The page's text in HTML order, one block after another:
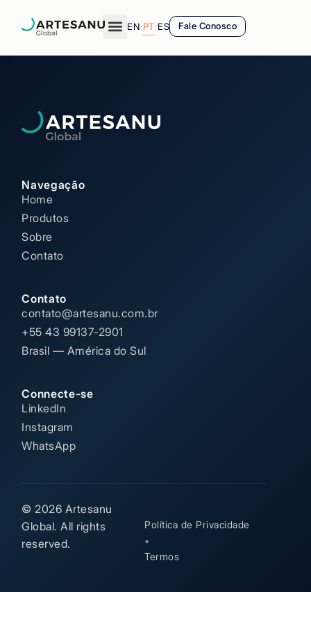
EN·PT·ES Fale Conosco
Navegação
Home
Produtos
Sobre
Contato
Contato
contato@artesanu.com.br
+55 43 99137-2901
Brasil — América do Sul
Connecte-se
LinkedIn
Instagram
WhatsApp
© 2026 Artesanu
Global. All rights
reserved.
Política de Privacidade
•
Termos